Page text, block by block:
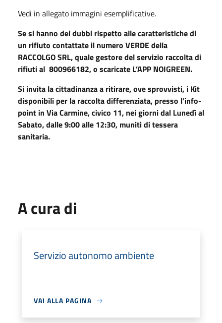
Vedi in allegato immagini esemplificative.
Se si hanno dei dubbi rispetto alle caratteristiche di
un rifiuto contattate il numero VERDE della
RACCOLGO SRL, quale gestore del servizio raccolta di
rifiuti al 800966182, o scaricate L’APP NOIGREEN.
Si invita la cittadinanza a ritirare, ove sprovvisti, i Kit
disponibili per la raccolta differenziata, presso l’info-
point in Via Carmine, civico 11, nei giorni dal Lunedì al
Sabato, dalle 9:00 alle 12:30, muniti di tessera
sanitaria.
A cura di
Servizio autonomo ambiente
VAI ALLA PAGINA